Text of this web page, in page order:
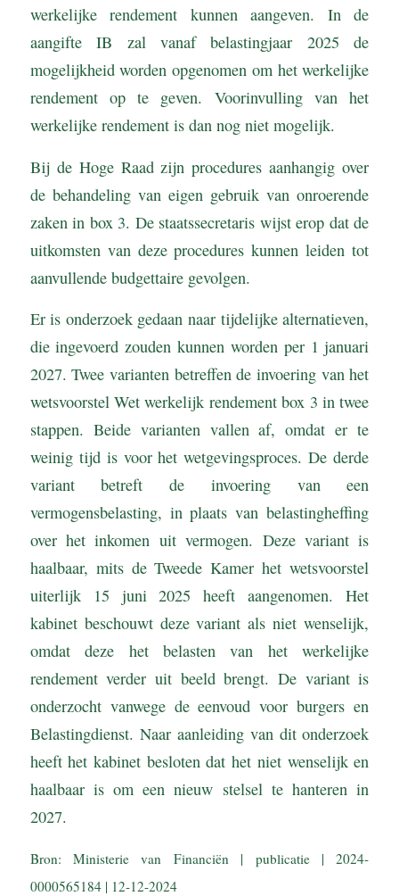
werkelijke rendement kunnen aangeven. In de
aangifte IB zal vanaf belastingjaar 2025 de
mogelijkheid worden opgenomen om het werkelijke
rendement op te geven. Voorinvulling van het
werkelijke rendement is dan nog niet mogelijk.
Bij de Hoge Raad zijn procedures aanhangig over
de behandeling van eigen gebruik van onroerende
zaken in box 3. De staatssecretaris wijst erop dat de
uitkomsten van deze procedures kunnen leiden tot
aanvullende budgettaire gevolgen.
Er is onderzoek gedaan naar tijdelijke alternatieven,
die ingevoerd zouden kunnen worden per 1 januari
2027. Twee varianten betreffen de invoering van het
wetsvoorstel Wet werkelijk rendement box 3 in twee
stappen. Beide varianten vallen af, omdat er te
weinig tijd is voor het wetgevingsproces. De derde
variant betreft de invoering van een
vermogensbelasting, in plaats van belastingheffing
over het inkomen uit vermogen. Deze variant is
haalbaar, mits de Tweede Kamer het wetsvoorstel
uiterlijk 15 juni 2025 heeft aangenomen. Het
kabinet beschouwt deze variant als niet wenselijk,
omdat deze het belasten van het werkelijke
rendement verder uit beeld brengt. De variant is
onderzocht vanwege de eenvoud voor burgers en
Belastingdienst. Naar aanleiding van dit onderzoek
heeft het kabinet besloten dat het niet wenselijk en
haalbaar is om een nieuw stelsel te hanteren in
2027.
Bron: Ministerie van Financiën | publicatie | 2024-
0000565184 | 12-12-2024